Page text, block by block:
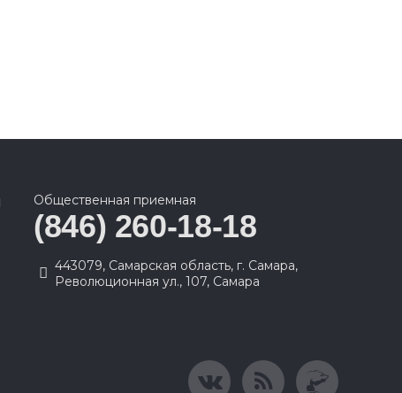
Общественная приемная
(846) 260-18-18
443079, Самарская область, г. Самара,
Революционная ул., 107, Самара